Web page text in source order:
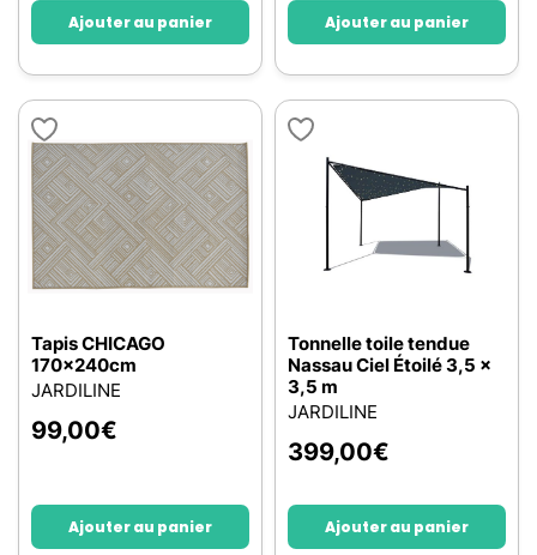
Ajouter au panier Ajouter au panier
Tapis CHICAGO
170x240cm
JARDILINE
99,00€
Ajouter au panier
Tonnelle toile tendue
Nassau Ciel Étoilé 3,5 x
3,5 m
JARDILINE
399,00€
Ajouter au panier